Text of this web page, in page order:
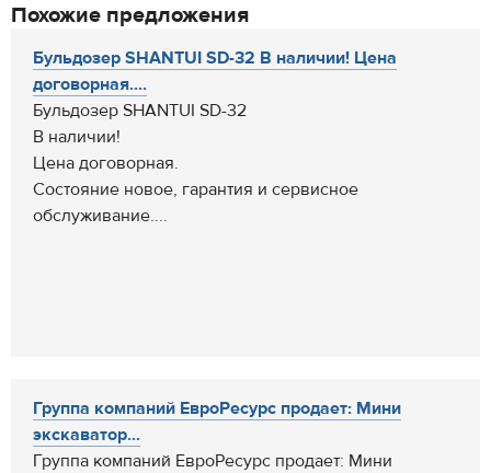
Похожие предложения
Бульдозер SHANTUI SD-32 В наличии! Цена
договорная....
Бульдозер SHANTUI SD-32
В наличии!
Цена договорная.
Состояние новое, гарантия и сервисное
обслуживание....
Группа компаний ЕвроРесурс продает: Мини
экскаватор...
Группа компаний ЕвроРесурс продает: Мини